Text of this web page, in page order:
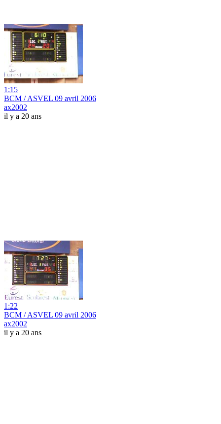
1:15
BCM / ASVEL 09 avril 2006
ax2002
il y a 20 ans
1:22
BCM / ASVEL 09 avril 2006
ax2002
il y a 20 ans